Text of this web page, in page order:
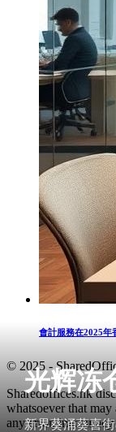
光辉冻
新界葵涌葵喜
會計服務在2025年
© 2025 -
Sharedoffices.hk
whatsoever that
any error,